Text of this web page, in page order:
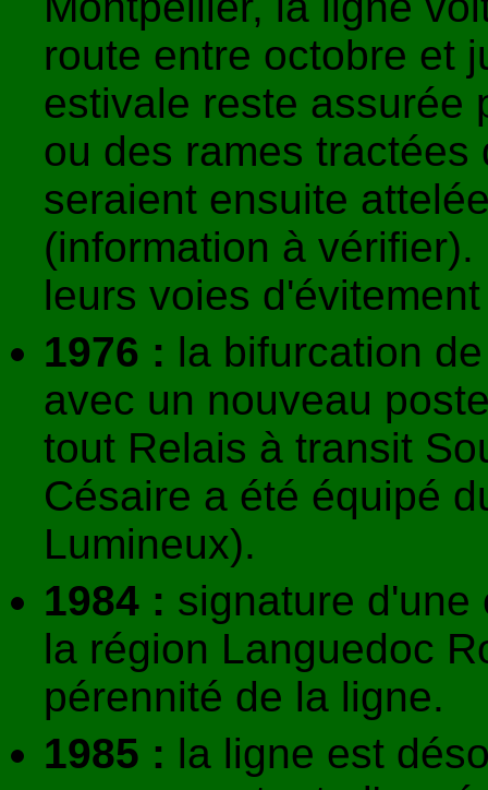
route entre octobre et
estivale reste assurée
ou des rames
seraient ensuite
(information à
leurs voies
1976 : la bifurcation
avec un nouveau
tout Relais à transit
Césaire a été équipé
Lumineux).
1984 : signature d'une
la région Languedoc
pérennité de la ligne.
1985 : la ligne est